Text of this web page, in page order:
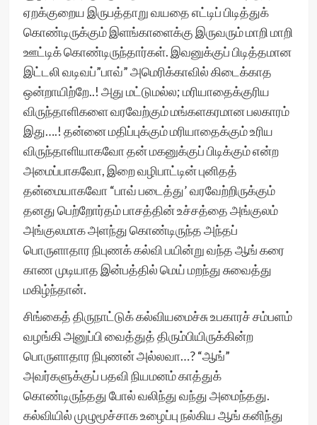
ஏறக்குறைய இருபத்தாறு வயதை எட்டிப் பிடித்துக்
கொண்டிருக்கும் இளங்காளைக்கு இருவரும் மாறி மாறி
ஊட்டிக் கொண்டிருந்தார்கள். இவனுக்குப் பிடித்தமான
இட்டலி வடிவப்”பாவ்” அமெரிக்காவில் கிடைக்காத
ஒன்றாயிற்றே..! அது மட்டுமல்ல; மரியாதைக்குரிய
விருந்தாளிகளை வரவேற்கும் மங்களகரமான பலகாரம்
இது….! தன்னை மதிப்புக்கும் மரியாதைக்கும் உரிய
விருந்தாளியாகவோ தன் மகனுக்குப் பிடிக்கும் என்ற
அமைப்பாகவோ, இறை வழிபாட்டின் புனிதத்
தன்மையாகவோ “பாவ் படைத்து’ வரவேற்றிருக்கும்
தனது பெற்றோர்தம் பாசத்தின் உச்சத்தை அங்குலம்
அங்குலமாக அளந்து கொண்டிருந்த அந்தப்
பொருளாதார நிபுணக் கல்வி பயின்று வந்த ஆங் கரை
காண முடியாத இன்பத்தில் மெய் மறந்து சுவைத்து
மகிழ்ந்தான்.
சிங்கைத் திருநாட்டுக் கல்வியமைச்சு உபகாரச் சம்பளம்
வழங்கி அனுப்பி வைத்துத் திரும்பியிருக்கின்ற
பொருளாதார நிபுணன் அல்லவா…? “ஆங்”
அவர்களுக்குப் பதவி நியமனம் காத்துக்
கொண்டிருந்தது போல் வலிந்து வந்து அமைந்தது.
கல்வியில் முழுமூச்சாக உழைப்பு நல்கிய ஆங் கனிந்து